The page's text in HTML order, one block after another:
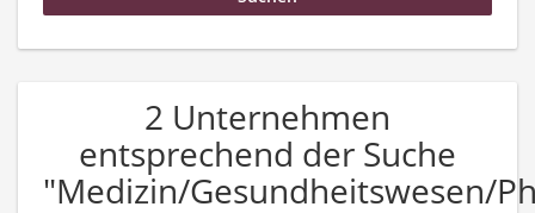
2 Unternehmen
entsprechend der Suche
"Medizin/Gesundheitswesen/